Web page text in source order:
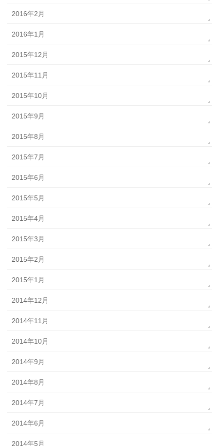
2016年2月
2016年1月
2015年12月
2015年11月
2015年10月
2015年9月
2015年8月
2015年7月
2015年6月
2015年5月
2015年4月
2015年3月
2015年2月
2015年1月
2014年12月
2014年11月
2014年10月
2014年9月
2014年8月
2014年7月
2014年6月
2014年5月